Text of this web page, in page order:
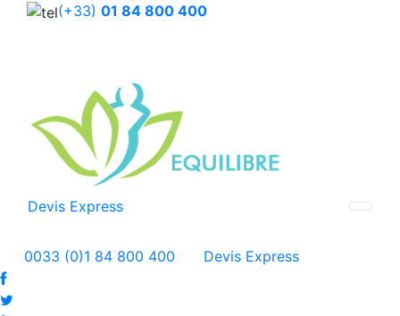
(+33) 01 84 800 400
Devis Express
0033 (0)1 84 800 400 Devis Express